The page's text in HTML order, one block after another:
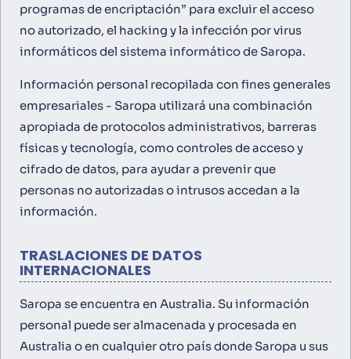
programas de encriptación” para excluir el acceso
no autorizado, el hacking y la infección por virus
informáticos del sistema informático de Saropa.
Información personal recopilada con fines generales
empresariales - Saropa utilizará una combinación
apropiada de protocolos administrativos, barreras
físicas y tecnología, como controles de acceso y
cifrado de datos, para ayudar a prevenir que
personas no autorizadas o intrusos accedan a la
información.
TRASLACIONES DE DATOS
INTERNACIONALES
Saropa se encuentra en Australia. Su información
personal puede ser almacenada y procesada en
Australia o en cualquier otro país donde Saropa u sus